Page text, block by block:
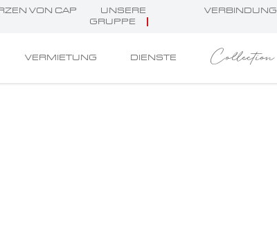
VON CAP D
UNSERE
GRUPPE
VERBINDUNG
VERMIETUNG DIENSTE Collection